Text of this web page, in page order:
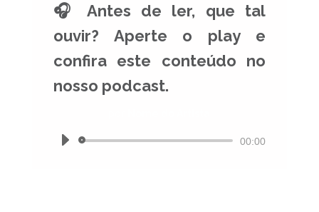
🎧 Antes de ler, que tal
ouvir? Aperte o play e
confira este conteúdo no
nosso podcast.
Tocador
00:00